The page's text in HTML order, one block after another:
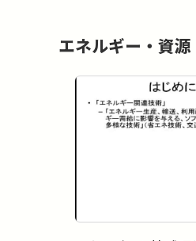
エネルギー・資源